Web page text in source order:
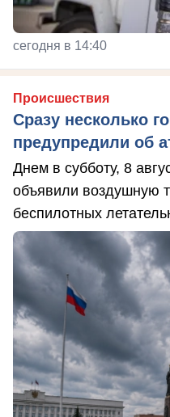
сегодня в 14:40
Происшествия
Сразу несколько
предупредили об
Днем в субботу, 8
объявили воздушную
беспилотных